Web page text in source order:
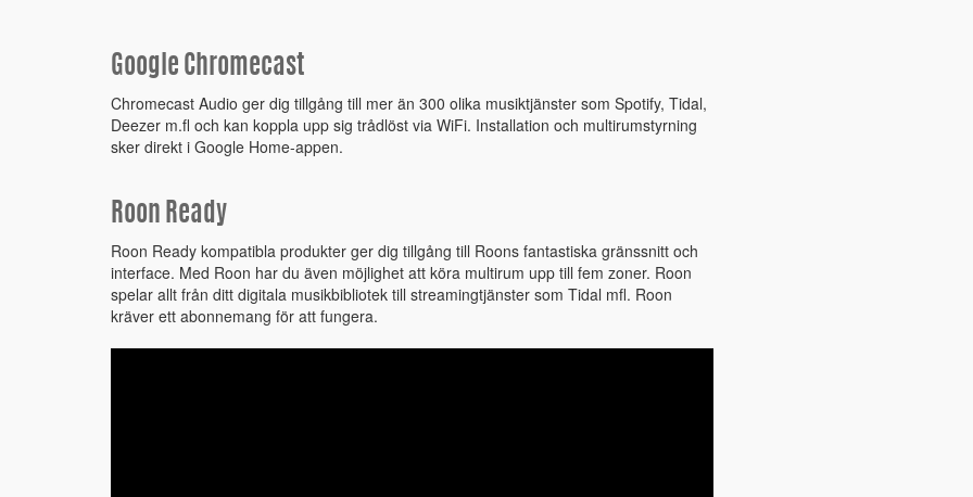
Google Chromecast
Chromecast Audio ger dig tillgång till mer än 300 olika musiktjänster som Spotify, Tidal,
Deezer m.fl och kan koppla upp sig trådlöst via WiFi. Installation och multirumstyrning
sker direkt i Google Home-appen.
Roon Ready
Roon Ready kompatibla produkter ger dig tillgång till Roons fantastiska gränssnitt och
interface. Med Roon har du även möjlighet att köra multirum upp till fem zoner. Roon
spelar allt från ditt digitala musikbibliotek till streamingtjänster som Tidal mfl. Roon
kräver ett abonnemang för att fungera.